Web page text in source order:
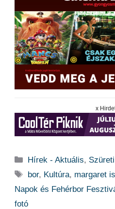
x
Kategória
Hírek - Aktuális, Szüreti
Címkék
bor, Kultúra, margaret
Napok és Fehérbor
fotó